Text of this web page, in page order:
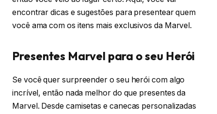
encontrar dicas e sugestões para presentear quem
você ama com os itens mais exclusivos da Marvel.
Presentes Marvel para o seu Herói
Se você quer surpreender o seu herói com algo
incrível, então nada melhor do que presentes da
Marvel. Desde camisetas e canecas personalizadas